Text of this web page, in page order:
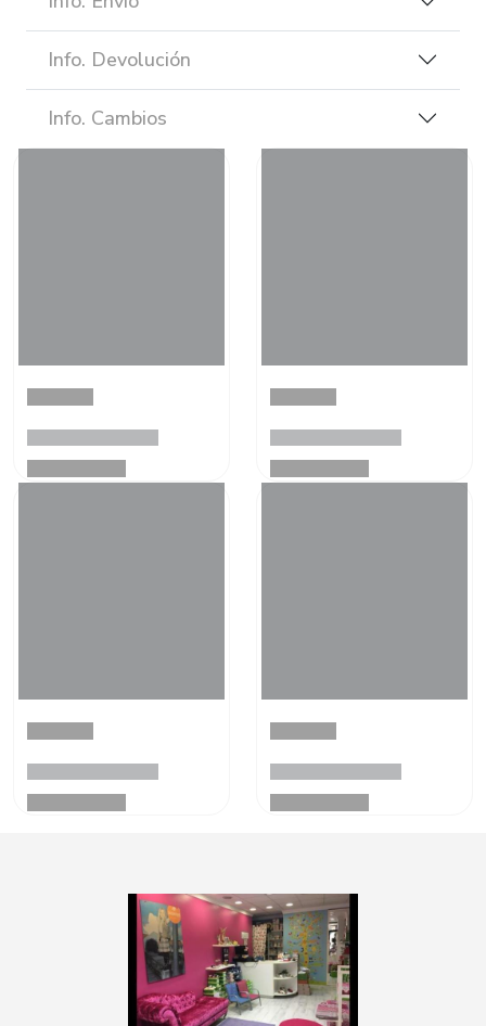
Info. Devolución
Info. Cambios